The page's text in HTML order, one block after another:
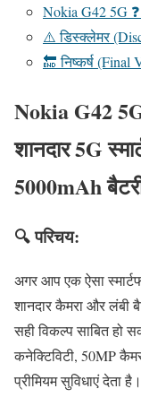
Nokia G42 5G
⚠️ डिस्क्लेमर
🔚 निष्कर्ष (Final
Nokia G42
शानदार 5G
5000mAh
🔍 परिचय:
अगर आप एक ऐसा
शानदार कैमरा और लंबी
सही विकल्प साबित हो
कनेक्टिविटी, 50MP
प्रीमियम सुविधाएं देता है।